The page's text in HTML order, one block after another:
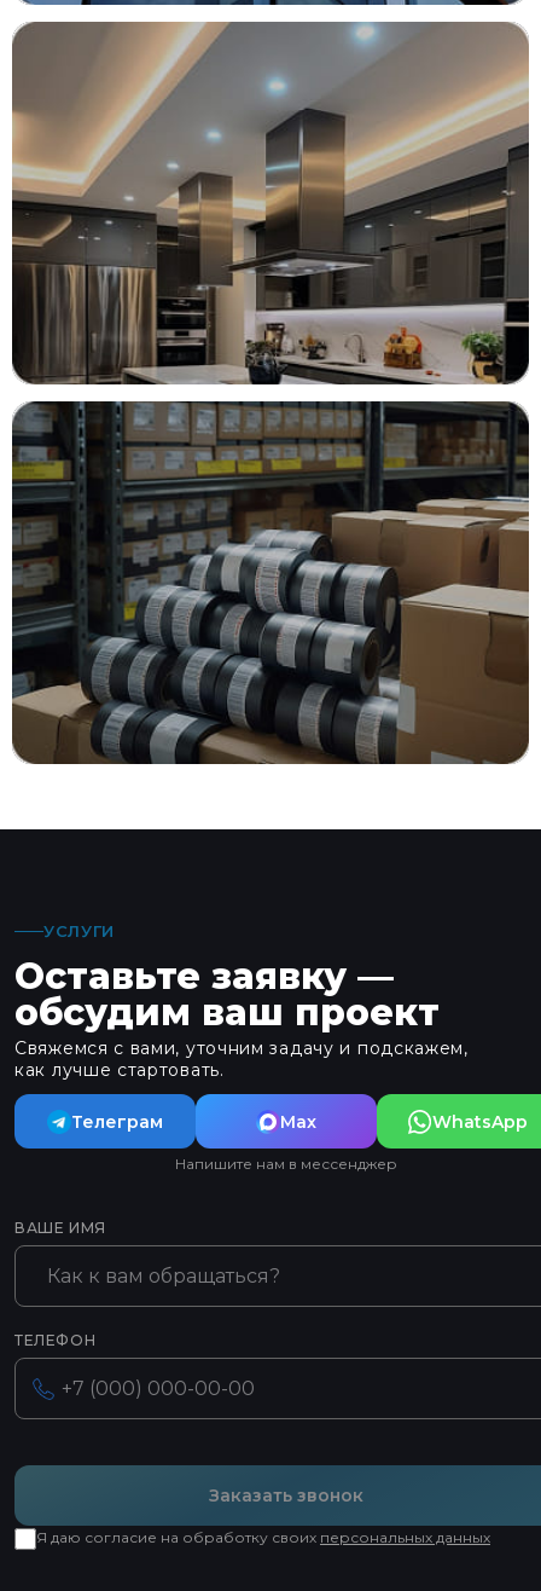
ОКНА
Свет и тепло вашего пространства
КАЧЕСТВЕННЫЕ НАТЯЖНЫЕ
ПОТОЛКИ
Новая высота вашего комфорта
Склад строительных материалов
УСЛУГИ
Оставьте заявку —
обсудим ваш проект
Свяжемся с вами, уточним задачу и подскажем,
как лучше стартовать.
Телеграм Max WhatsApp
Напишите нам в мессенджер
ВАШЕ ИМЯ
ТЕЛЕФОН
Заказать звонок
Я даю согласие на обработку своих персональных данных